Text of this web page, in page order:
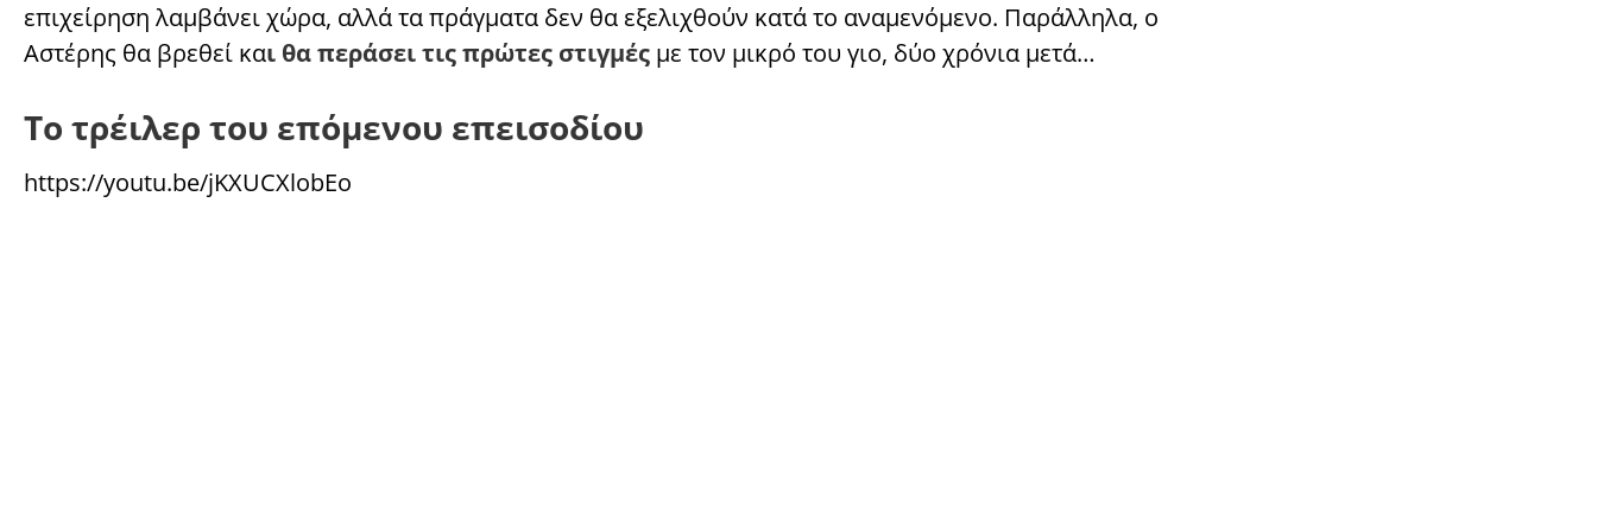
επιχείρηση λαμβάνει χώρα, αλλά τα πράγματα δεν θα εξελιχθούν κατά το αναμενόμενο. Παράλληλα, ο
Αστέρης θα βρεθεί και θα περάσει τις πρώτες στιγμές με τον μικρό του γιο, δύο χρόνια μετά…
Το τρέιλερ του επόμενου επεισοδίου
https://youtu.be/jKXUCXlobEo